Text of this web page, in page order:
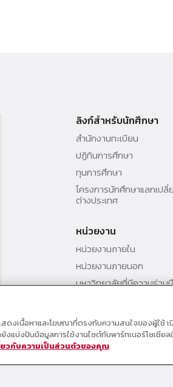
ลิงก์สำหรับนักศึกษา
สำนักงานทะเบียน
ปฏิทินการศึกษา
ทุนการศึกษา
โครงการนักศึกษาแลกเปลี่
ต่างประเทศ
หน่วยงาน
หน่วยงานภายใน
หน่วยงานภายนอก
มหาวิทยาลัยที่มีความร่วม
ดงเนื้อหาและโฆษณาที่ตรงกับความสนใจของผู้ใช้
ยังแบ่งปันข้อมูลการใช้งานไซต์กับพาร์ทเนอร์โซเชีย
วกับความเป็นส่วนตัวของคุณ